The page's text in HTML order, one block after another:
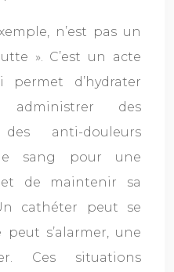
n’est pas un
». C’est un acte
d’hydrater
des
anti-douleurs
sang pour une
et de maintenir sa
cathéter peut se
s’alarmer, une
Ces situations